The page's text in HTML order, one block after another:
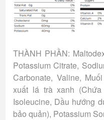
THÀNH PHẦN:
Potassium Citrate,
Carbonate, Valine,
xuất lá trà xanh (Chứa
Isoleucine, Dầu hướng
bảo quản), Potassium